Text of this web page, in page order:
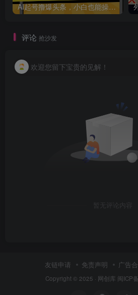
AI起号撸爆头条，小白也能操作，日入2000+
评论 抢沙发
欢迎您留下宝贵的见解！
暂无评论内容
友链申请 免责声明 广告
Copyright © 2025 · 网创库 闽ICP